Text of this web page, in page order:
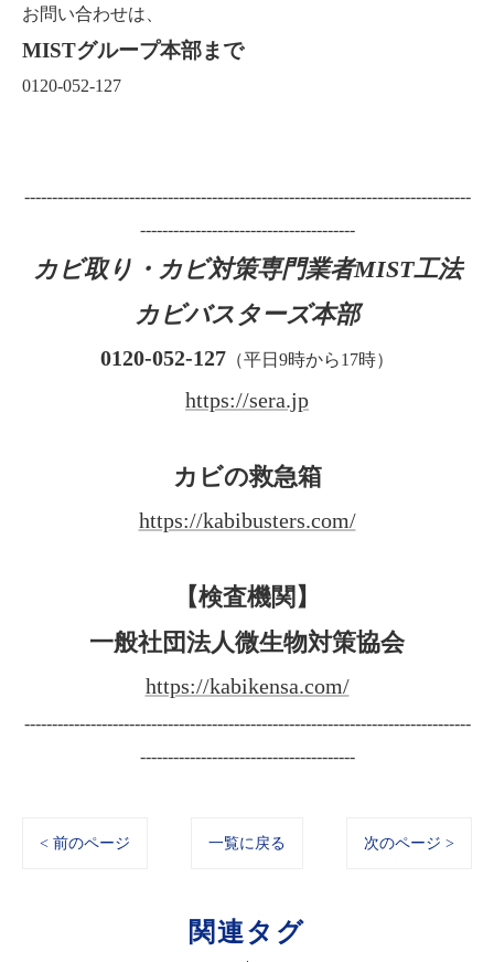
お問い合わせは、
MISTグループ本部まで
0120-052-127
---------------------------------------------------------------------------------
---------------------------------------
カビ取り・カビ対策専門業者MIST工法
カビバスターズ本部
0120-052-127 （平日9時から17時）
https://sera.jp
カビの救急箱
https://kabibusters.com/
【検査機関】
一般社団法人微生物対策協会
https://kabikensa.com/
---------------------------------------------------------------------------------
---------------------------------------
< 前のページ 一覧に戻る 次のページ >
関連タグ